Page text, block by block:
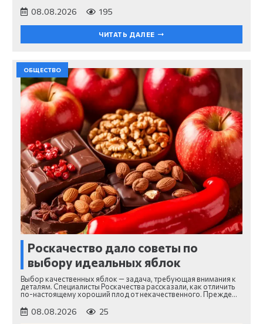
08.08.2026 195
ЧИТАТЬ ДАЛЕЕ
ОБЩЕСТВО
Роскачество дало советы по
выбору идеальных яблок
Выбор качественных яблок — задача, требующая внимания к
деталям. Специалисты Роскачества рассказали, как отличить
по-настоящему хороший плод от некачественного. Прежде…
08.08.2026 25